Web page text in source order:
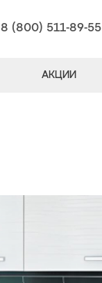
8 (800) 511-89-55
АКЦИИ